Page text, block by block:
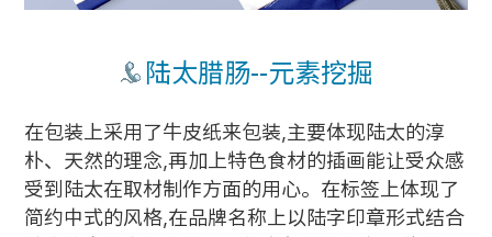
陆太腊肠--元素挖掘
在包装上采用了牛皮纸来包装,主要体现陆太的淳
朴、天然的理念,再加上特色食材的插画能让受众感
受到陆太在取材制作方面的用心。在标签上体现了
简约中式的风格,在品牌名称上以陆字印章形式结合